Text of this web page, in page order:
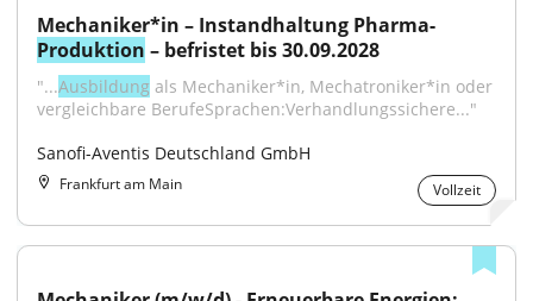
Mechaniker*in – Instandhaltung Pharma-
Produktion – befristet bis 30.09.2028
"...Ausbildung als Mechaniker*in, Mechatroniker*in oder
vergleichbare BerufeSprachen:Verhandlungssichere..."
Sanofi-Aventis Deutschland GmbH
Frankfurt am Main Vollzeit